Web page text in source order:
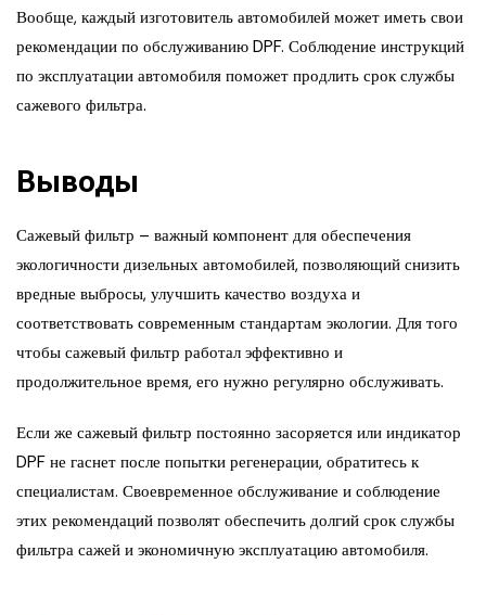
Вообще, каждый изготовитель автомобилей может иметь свои
рекомендации по обслуживанию DPF. Соблюдение инструкций
по эксплуатации автомобиля поможет продлить срок службы
сажевого фильтра.
Выводы
Сажевый фильтр – важный компонент для обеспечения
экологичности дизельных автомобилей, позволяющий снизить
вредные выбросы, улучшить качество воздуха и
соответствовать современным стандартам экологии. Для того
чтобы сажевый фильтр работал эффективно и
продолжительное время, его нужно регулярно обслуживать.
Если же сажевый фильтр постоянно засоряется или индикатор
DPF не гаснет после попытки регенерации, обратитесь к
специалистам. Своевременное обслуживание и соблюдение
этих рекомендаций позволят обеспечить долгий срок службы
фильтра сажей и экономичную эксплуатацию автомобиля.